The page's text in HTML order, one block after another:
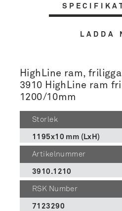
LADDA
HighLine ram,
3910 HighLine ram
1200/10mm
Storlek
1195x10 mm (LxH)
Artikelnummer
3910.1210
RSK Number
7123290